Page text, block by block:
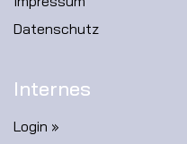
Datenschutz
Internes
Login »